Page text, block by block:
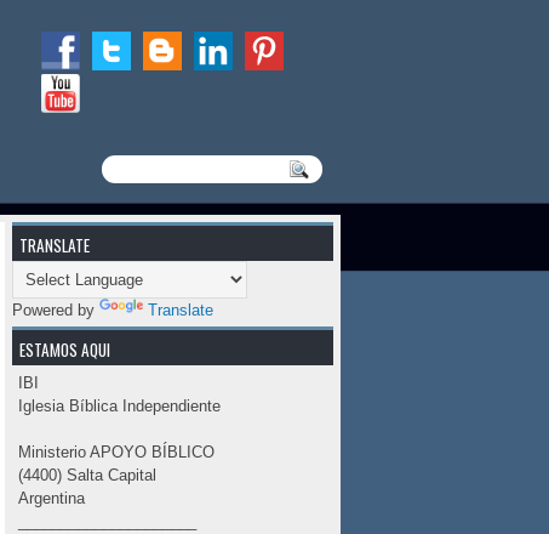
TRANSLATE
Powered by Translate
ESTAMOS AQUI
IBI
Iglesia Bíblica Independiente
Ministerio APOYO BÍBLICO
(4400) Salta Capital
Argentina